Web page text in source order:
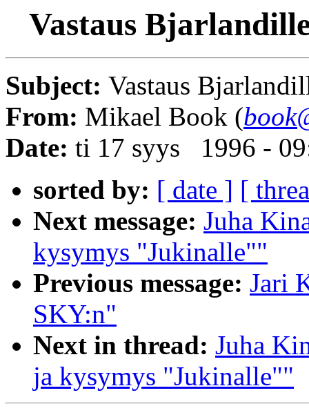
Vastaus
Subject: Vastaus
From: Mikael Book (
Date: ti 17 syys 1996 -
sorted by: [ date ] [
Next message: Juha
kysymys "Jukinalle""
Previous message: Jari
SKY:n"
Next in thread: Juha
ja kysymys "Jukinalle""